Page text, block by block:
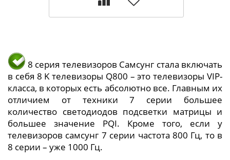
8 серия телевизоров Самсунг стала включать
в себя 8 K телевизоры Q800 – это телевизоры VIP-
класса, в которых есть абсолютно все. Главным их
отличием от техники 7 серии большее
количество светодиодов подсветки матрицы и
большее значение PQI. Кроме того, если у
телевизоров самсунг 7 серии частота 800 Гц, то в
8 серии – уже 1000 Гц.